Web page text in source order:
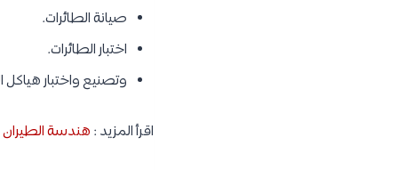
صيانة الطائرات.
اختبار الطائرات.
وتصنيع واختبار هياكل
اقرأ المزيد : هندسة الطيران